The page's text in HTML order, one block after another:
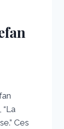
Ces